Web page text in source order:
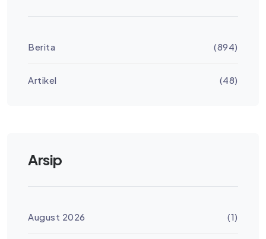
Berita (894)
Artikel (48)
Arsip
August 2026 (1)